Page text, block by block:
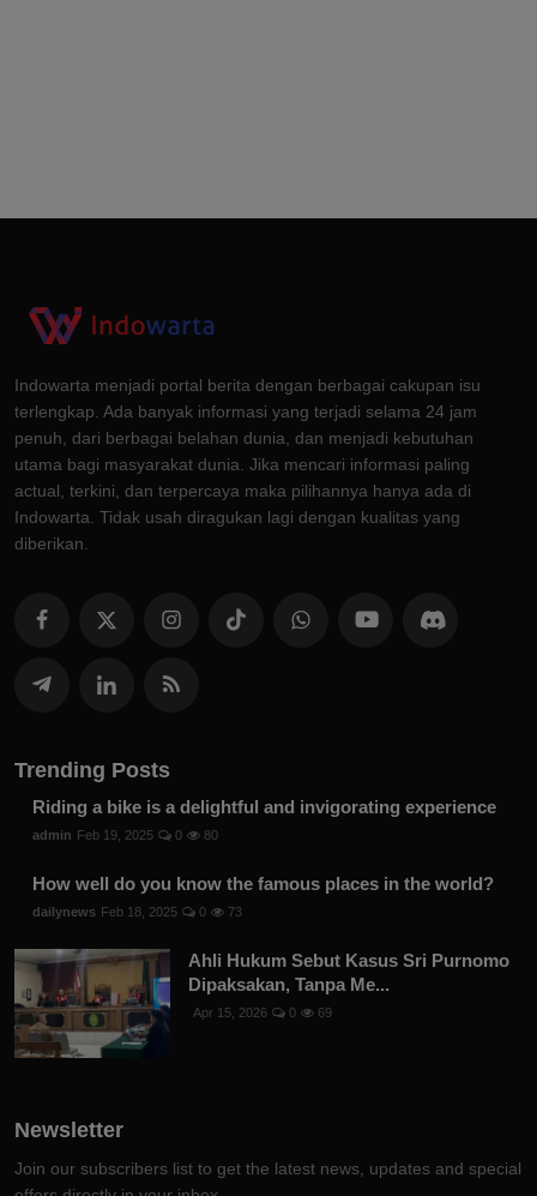
Indowarta menjadi portal berita dengan berbagai cakupan isu
terlengkap. Ada banyak informasi yang terjadi selama 24 jam
penuh, dari berbagai belahan dunia, dan menjadi kebutuhan
utama bagi masyarakat dunia. Jika mencari informasi paling
actual, terkini, dan terpercaya maka pilihannya hanya ada di
Indowarta. Tidak usah diragukan lagi dengan kualitas yang
diberikan.
Trending Posts
Riding a bike is a delightful and invigorating experience
admin Feb 19, 2025 0 80
How well do you know the famous places in the world?
dailynews Feb 18, 2025 0 73
Ahli Hukum Sebut Kasus Sri Purnomo
Dipaksakan, Tanpa Me...
Apr 15, 2026 0 69
Newsletter
Join our subscribers list to get the latest news, updates and special